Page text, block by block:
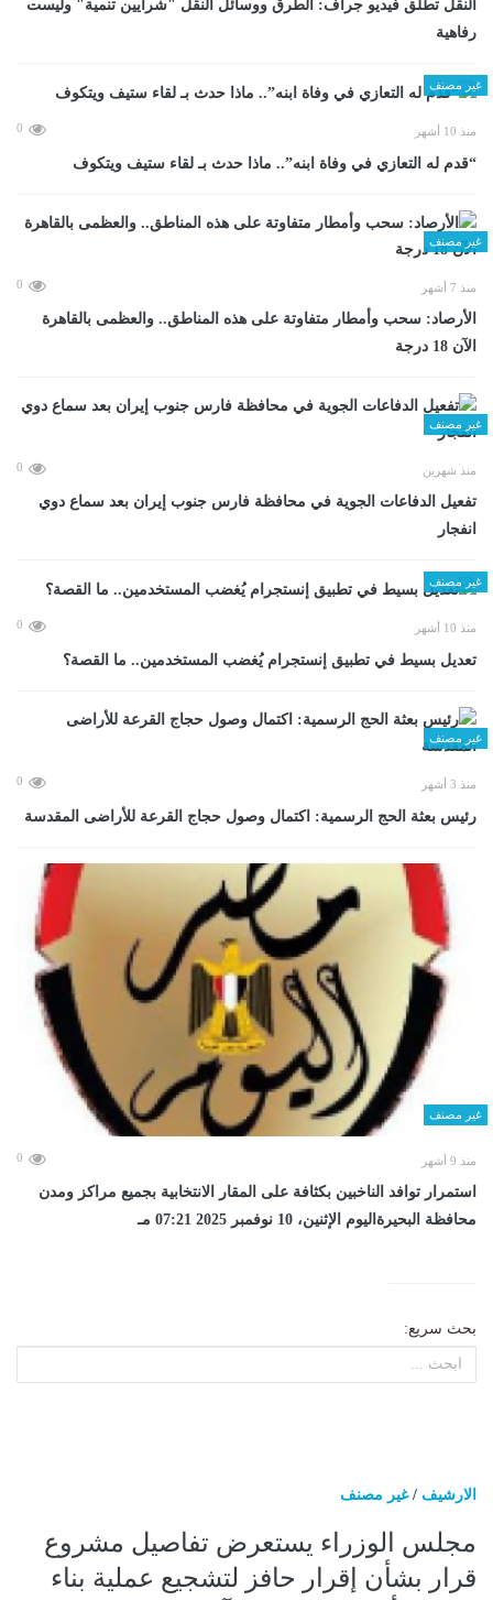
​النقل تطلق فيديو جراف: الطرق ووسائل النقل "شرايين تنمية" وليست
رفاهية
غير مصنف
منذ 10 أشهر 0
“قدم له التعازي في وفاة ابنه”.. ماذا حدث بـ لقاء ستيف ويتكوف
غير مصنف
منذ 7 أشهر 0
الأرصاد: سحب وأمطار متفاوتة على هذه المناطق.. والعظمى بالقاهرة
الآن 18 درجة
غير مصنف
منذ شهرين 0
تفعيل الدفاعات الجوية في محافظة فارس جنوب إيران بعد سماع دوي
انفجار
غير مصنف
منذ 10 أشهر 0
تعديل بسيط في تطبيق إنستجرام يُغضب المستخدمين.. ما القصة؟
غير مصنف
منذ 3 أشهر 0
رئيس بعثة الحج الرسمية: اكتمال وصول حجاج القرعة للأراضى المقدسة
غير مصنف
منذ 9 أشهر 0
استمرار توافد الناخبين بكثافة على المقار الانتخابية بجميع مراكز ومدن
محافظة البحيرةاليوم الإثنين، 10 نوفمبر 2025 07:21 مـ
بحث سريع:
الارشيف /غير مصنف
مجلس الوزراء يستعرض تفاصيل مشروع
قرار بشأن إقرار حافز لتشجيع عملية بناء